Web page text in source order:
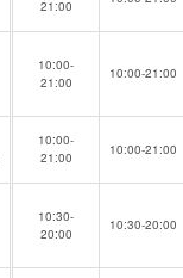
21:00
10:00-
21:00
10:00-21:00
10:00-
21:00
10:00-21:00
10:30-
20:00
10:30-20:00